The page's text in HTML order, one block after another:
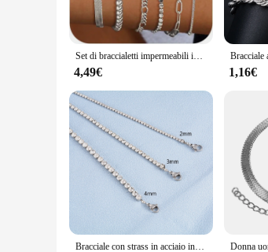
**Versatile Fashion for Every Occasion**
Whether you're dressing up for a formal
available caters to different tastes and
individually or stacked together for a
**A Perfect Choice for Wholesale and
both personal collections and gifting.
sure to be a hit with your customers,
Set di braccialetti impermeabili in acciaio inossidabile da 6 pezzi/set per donne e ragazze, braccialetti a catena con graffetta a spina di pesce Figaro con perline alla moda
4,49€ 1,16€
Bracciale con strass in acciaio inossidabile con catena da Tennis con zirconi cubici per accessori per gioielli minimalisti con bracciale in cristallo da donna